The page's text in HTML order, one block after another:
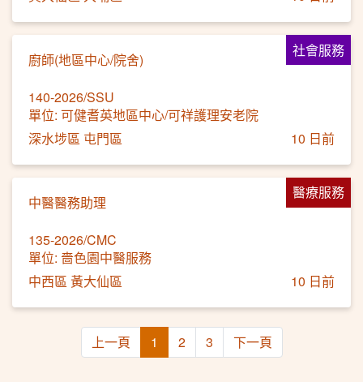
社會服務
廚師(地區中心/院舍)
140-2026/SSU
單位: 可健耆英地區中心/可祥護理安老院
深水埗區 屯門區
10 日前
醫療服務
中醫醫務助理
135-2026/CMC
單位: 嗇色園中醫服務
中西區 黃大仙區
10 日前
上一頁 1 2 3 下一頁